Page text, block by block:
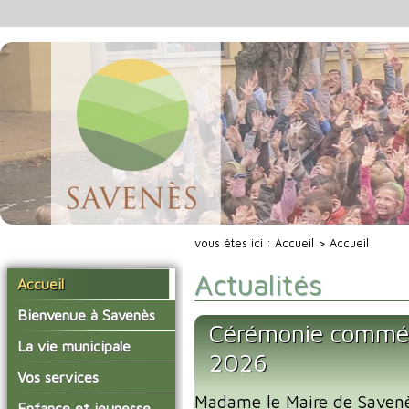
Accueil
Bienvenue à Savenès
Situer Savenès
Savenès en chiffre
L'histoire du village
La vie municipale
Vos élus
Les compte-rendus du
Vos services
La mairie
vous êtes ici : Accueil > Accueil
Actualités
Cérémonie
2026
Madame le Maire de